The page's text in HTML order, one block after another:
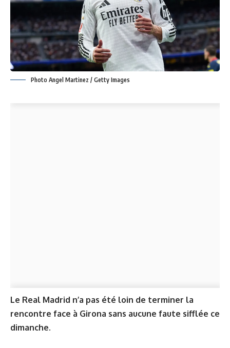
Photo Angel Martinez / Getty Images
Le Real Madrid n’a pas été loin de terminer la
rencontre face à Girona sans aucune faute sifflée ce
dimanche.